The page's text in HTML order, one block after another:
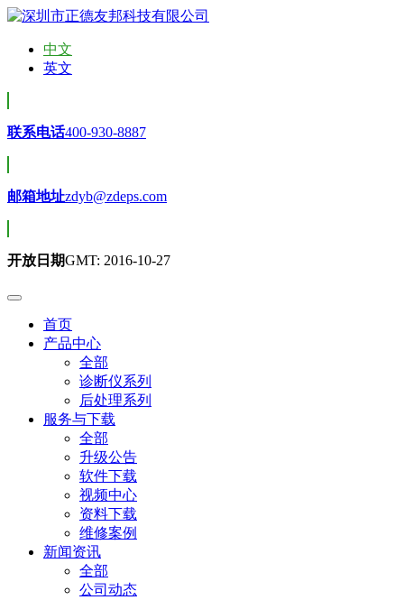
中文
英文
联系电话400-930-8887
邮箱地址zdyb@zdeps.com
开放日期GMT: 2016-10-27
首页
产品中心
全部
诊断仪系列
后处理系列
服务与下载
全部
升级公告
软件下载
视频中心
资料下载
维修案例
新闻资讯
全部
公司动态